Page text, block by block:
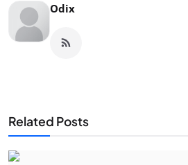
Odix
Related Posts